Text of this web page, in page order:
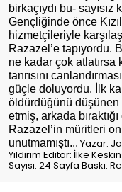
birkaçıydı bu-
Gençliğinde önce
hizmetçileriyle
Razazel’e tapıyordu.
ne kadar çok atlatırsa
tanrısını
güçle doluyordu. İlk
öldürdüğünü düşünen
etmiş, arkada
Razazel’in müritleri
unutmamıştı... Yazar:
Yıldırım Editör: İlke
Sayısı: 24 Sayfa Baskı: